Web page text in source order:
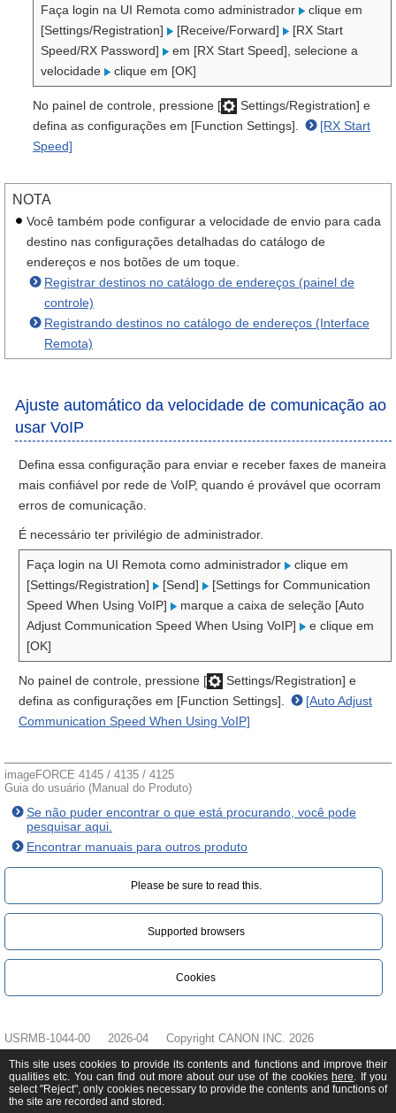
Faça login na UI Remota como administrador
clique em
[Settings/Registration]
[Receive/Forward]
[RX Start
Speed/RX Password]
em [RX Start Speed], selecione a
velocidade
clique em [OK]
No painel de controle, pressione [
Settings/Registration] e
defina as configurações em [Function Settings].
[RX Start
Speed]
NOTA
Você também pode configurar a velocidade de envio para cada
destino nas configurações detalhadas do catálogo de
endereços e nos botões de um toque.
Registrar destinos no catálogo de endereços (painel de
controle)
Registrando destinos no catálogo de endereços (Interface
Remota)
Ajuste automático da velocidade de comunicação ao
usar VoIP
Defina essa configuração para enviar e receber faxes de maneira
mais confiável por rede de VoIP, quando é provável que ocorram
erros de comunicação.
É necessário ter privilégio de administrador.
Faça login na UI Remota como administrador
clique em
[Settings/Registration]
[Send]
[Settings for Communication
Speed When Using VoIP]
marque a caixa de seleção [Auto
Adjust Communication Speed When Using VoIP]
e clique em
[OK]
No painel de controle, pressione [
Settings/Registration] e
defina as configurações em [Function Settings].
[Auto Adjust
Communication Speed When Using VoIP]
imageFORCE 4145 / 4135 / 4125
Guia do usuário (Manual do Produto)
Se não puder encontrar o que está procurando, você pode
pesquisar aqui.
Encontrar manuais para outros produto
Please be sure to read this.‎
Supported browsers
Cookies
USRMB-1044-00 2026-04 Copyright CANON INC. 2026
This site uses cookies to provide its contents and functions and improve their
qualities etc. You can find out more about our use of the cookies here. If you
select "Reject", only cookies necessary to provide the contents and functions of
the site are recorded and stored.